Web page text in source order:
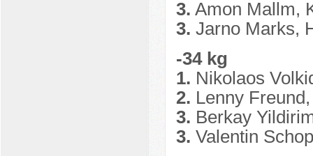
3. Amon Mallm,
3. Jarno Marks,
-34 kg
1. Nikolaos
2. Lenny
3. Berkay
3. Valentin